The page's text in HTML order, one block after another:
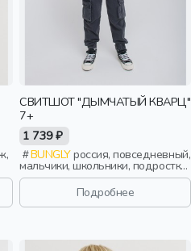
СВИТШОТ "ДЫМЧАТЫЙ КВАРЦ"
7+
1 739 ₽
BUNGLYроссия, повседневный,
мальчики, школьники, подростки,
дети
Подробнее